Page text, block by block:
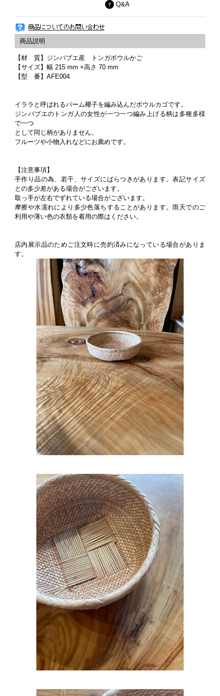
Q&A
【材 質】ジンバブエ産 トンガボウルかご
【サイズ】幅 215 mm ×高さ 70 mm
【型 番】AFE004
イララと呼ばれるパーム椰子を編み込んだボウルカゴです。
ジンバブエのトンガ人の女性が一つ一つ編み上げる柄は多種多様
で一つ
として同じ柄がありません。
フルーツや小物入れなどにお薦めです。
【注意事項】
手作り品の為、若干、サイズにばらつきがあります。表記サイズ
との多少差がある場合がございます。
取っ手が左右でずれている場合がございます。
摩擦や水濡れにより多少色落ちすることがあります。雨天でのご
利用や薄い色の衣類を着用の際はください。
店内展示品のためご注文時に売約済みになっている場合がありま
す。